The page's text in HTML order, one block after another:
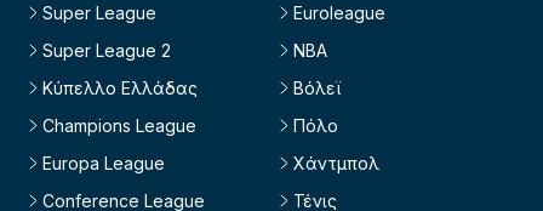
Super League
Super League 2
Κύπελλο Ελλάδας
Champions League
Europa League
Conference League
Euroleague
NBA
Βόλεϊ
Πόλο
Χάντμπολ
Τένις